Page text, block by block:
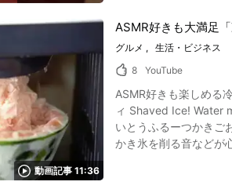
納豆「京納豆」まと
では、大豆は低糖質食品としてダイエ
が「納豆」。ですが、
は、わさびやにんにく、カレーな
があるかもしれません
られるため、積極的に
が、出汁を入れること
に対する豊かな味覚を育んであげたいですね。 鰹節の種類 動画では2
通ったものを本節と呼ん
生産地 日本には静岡県と鹿児島県に、鰹節の生産で有名な地域があります。 静岡県焼津市は、「焼津節」として江戸時代から続く鰹節の名産地
です。 1801年に土佐与市
の南端に位置し、生産
動画記事 11:36
ASMR好きも大満足
グルメ
生活・ビジネス
8
YouTube
ASMR好きも楽しめる
ィ Shaved Ice! Water melon, Peach,
いとうふるーつかきご
かき氷を削る音などが心地